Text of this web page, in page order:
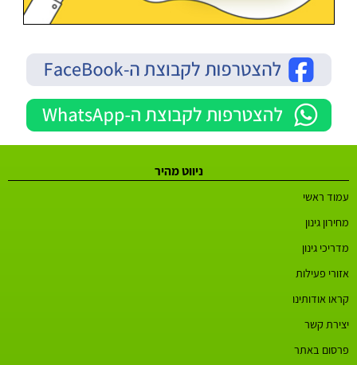
ניווט מהיר
עמוד ראשי
מחירון גינון
מדריכי גינון
אזורי פעילות
קראו אודותינו
יצירת קשר
פרסום באתר